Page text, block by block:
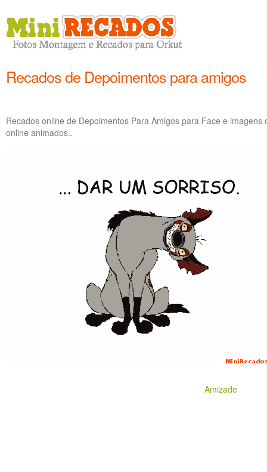
Recados de Depoimentos para amigos
Recados online de Depoimentos Para Amigos para Face e
online animados..
Amizade